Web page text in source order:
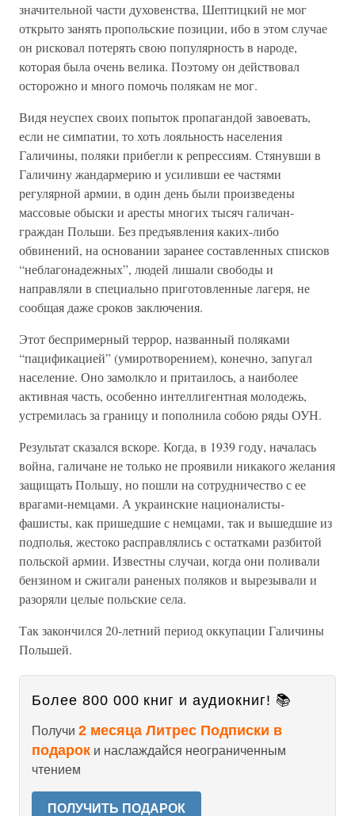
значительной части духовенства, Шептицкий не мог
открыто занять пропольские позиции, ибо в этом случае
он рисковал потерять свою популярность в народе,
которая была очень велика. Поэтому он действовал
осторожно и много помочь полякам не мог.
Видя неуспех своих попыток пропагандой завоевать,
если не симпатии, то хоть лояльность населения
Галичины, поляки прибегли к репрессиям. Стянувши в
Галичину жандармерию и усиливши ее частями
регулярной армии, в один день были произведены
массовые обыски и аресты многих тысяч галичан-
граждан Польши. Без предъявления каких-либо
обвинений, на основании заранее составленных списков
“неблагонадежных”, людей лишали свободы и
направляли в специально приготовленные лагеря, не
сообщая даже сроков заключения.
Этот беспримерный террор, названный поляками
“пацификацией” (умиротворением), конечно, запугал
население. Оно замолкло и притаилось, а наиболее
активная часть, особенно интеллигентная молодежь,
устремилась за границу и пополнила собою ряды ОУН.
Результат сказался вскоре. Когда, в 1939 году, началась
война, галичане не только не проявили никакого желания
защищать Польшу, но пошли на сотрудничество с ее
врагами-немцами. А украинские националисты-
фашисты, как пришедшие с немцами, так и вышедшие из
подполья, жестоко расправлялись с остатками разбитой
польской армии. Известны случаи, когда они поливали
бензином и сжигали раненых поляков и вырезывали и
разоряли целые польские села.
Так закончился 20-летний период оккупации Галичины
Польшей.
Более 800 000 книг и аудиокниг! 📚
Получи 2 месяца Литрес Подписки в
подарок и наслаждайся неограниченным
чтением
ПОЛУЧИТЬ ПОДАРОК